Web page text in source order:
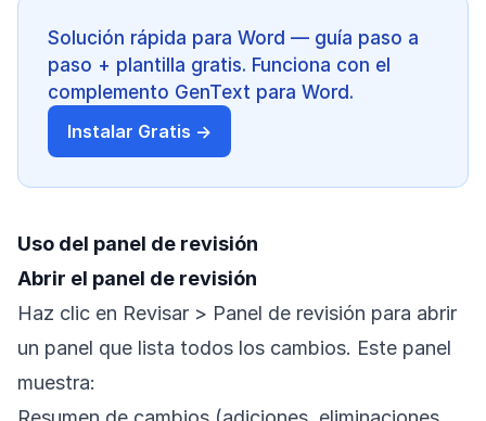
Solución rápida para Word — guía paso a
paso + plantilla gratis. Funciona con el
complemento GenText para Word.
Instalar Gratis →
Uso del panel de revisión
Abrir el panel de revisión
Haz clic en Revisar > Panel de revisión para abrir
un panel que lista todos los cambios. Este panel
muestra: